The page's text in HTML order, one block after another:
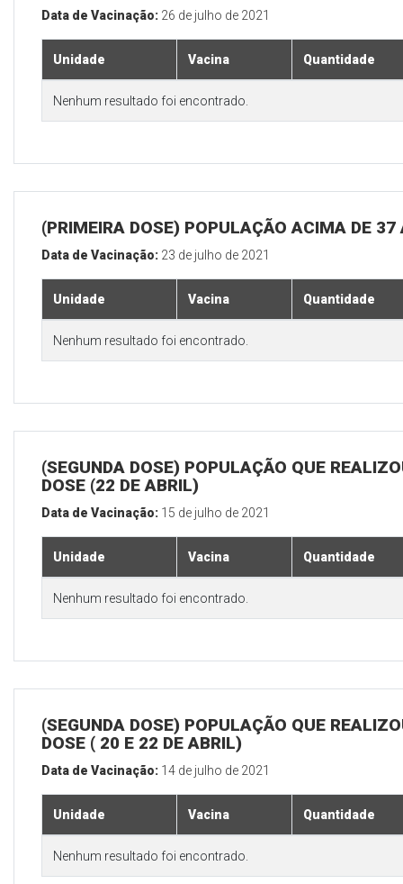
Data de Vacinação: 26 de julho de 2021
Unidade Vacina Quantidade
Nenhum resultado foi encontrado.
(PRIMEIRA DOSE) POPULAÇÃO ACIMA DE 37
Data de Vacinação: 23 de julho de 2021
Unidade Vacina Quantidade
Nenhum resultado foi encontrado.
(SEGUNDA DOSE) POPULAÇÃO QUE
DOSE (22 DE ABRIL)
Data de Vacinação: 15 de julho de 2021
Unidade Vacina Quantidade
Nenhum resultado foi encontrado.
(SEGUNDA DOSE) POPULAÇÃO QUE
DOSE ( 20 E 22 DE ABRIL)
Data de Vacinação: 14 de julho de 2021
Unidade Vacina Quantidade
Nenhum resultado foi encontrado.